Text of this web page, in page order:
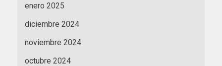
enero 2025
diciembre 2024
noviembre 2024
octubre 2024